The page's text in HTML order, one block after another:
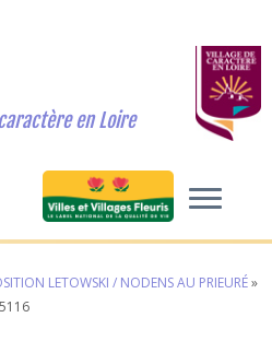
en Loire
LETOWSKI / NODENS AU PRIEURÉ»